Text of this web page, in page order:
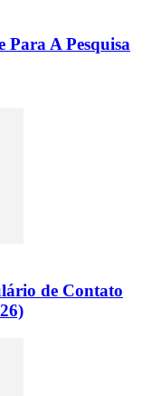
Para A Pesquisa
de Contato